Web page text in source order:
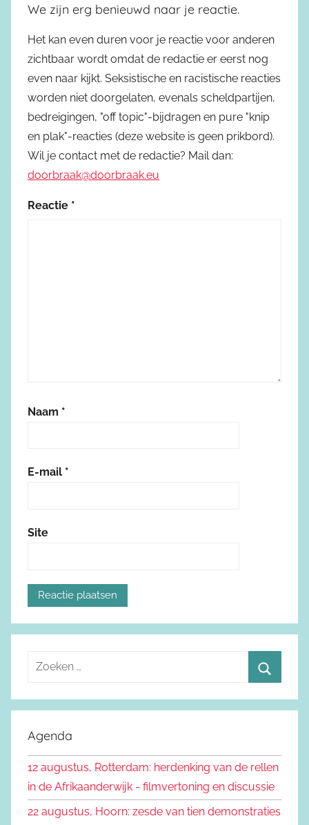
We zijn erg benieuwd naar je reactie.
Het kan even duren voor je reactie voor anderen
zichtbaar wordt omdat de redactie er eerst nog
even naar kijkt. Seksistische en racistische reacties
worden niet doorgelaten, evenals scheldpartijen,
bedreigingen, "off topic"-bijdragen en pure "knip
en plak"-reacties (deze website is geen prikbord).
Wil je contact met de redactie? Mail dan:
doorbraak@doorbraak.eu
Reactie *
Naam *
E-mail *
Site
e
e
n
a
o
e
n
Agenda
12 augustus, Rotterdam: herdenking van de rellen
in de Afrikaanderwijk - filmvertoning en discussie
22 augustus, Hoorn: zesde van tien demonstraties